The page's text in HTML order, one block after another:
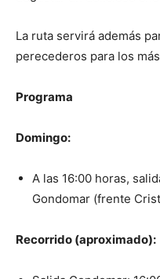
La ruta servirá además
perecederos para los
Programa
Domingo:
A las 16:00 horas,
Gondomar (frente
Recorrido (aproximado):